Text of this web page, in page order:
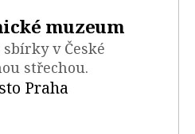
muzeum
v České
střechou.
Praha